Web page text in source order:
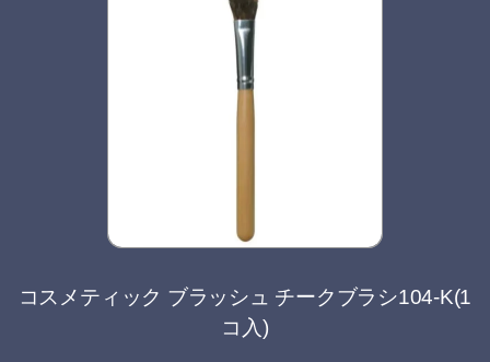
コスメティック ブラッシュ チークブラシ104-K(1
コ入)